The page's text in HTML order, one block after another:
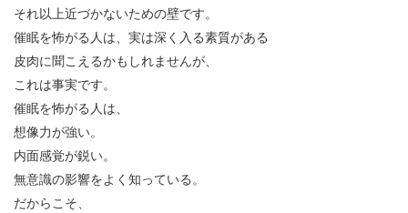
それ以上近づかないための壁です。
催眠を怖がる人は、実は深く入る素質がある
皮肉に聞こえるかもしれませんが、
これは事実です。
催眠を怖がる人は、
想像力が強い。
内面感覚が鋭い。
無意識の影響をよく知っている。
だからこそ、